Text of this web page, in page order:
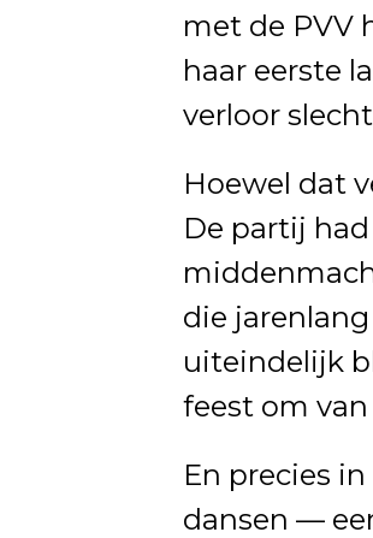
met de PVV
haar eerste
verloor
Hoewel dat
De partij
die
uiteindelijk
feest om
En precies
dansen —